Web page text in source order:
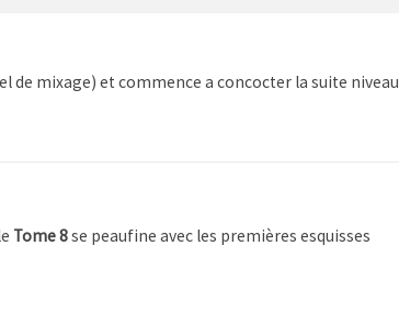
mixage) et commence a concocter la suite niveau
Tome 8se peaufine avec les premières esquisses